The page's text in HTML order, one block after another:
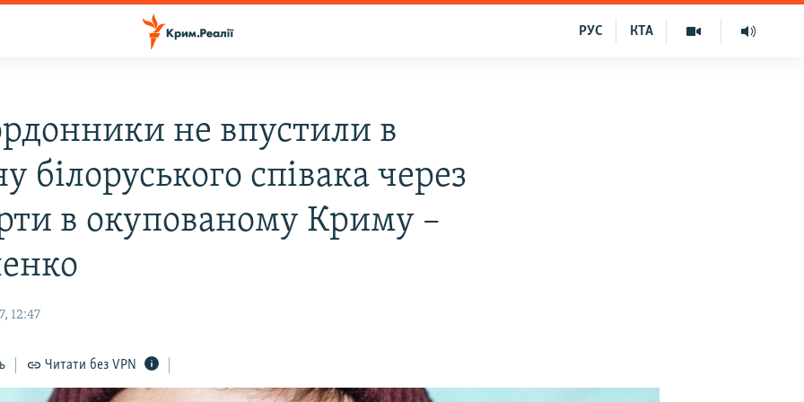
КТА
РУС
не впустили в
білоруського співака через
в окупованому Криму –
12:47
Читати без VPN